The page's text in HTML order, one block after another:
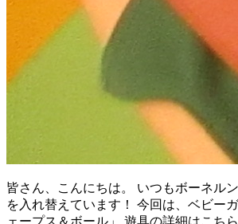
皆さん、こんにちは。 いつもボーネル
を入れ替えています！ 今回は、ベビー